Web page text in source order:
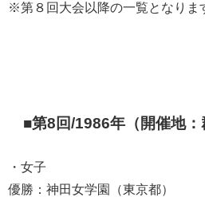
※第８回大会以降の一覧となりま
■第8回/1986年（開催地：
・女子
優勝：神田女学園（東京都）